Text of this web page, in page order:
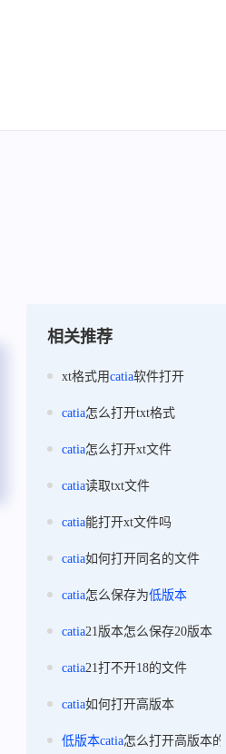
相关推荐
xt格式用catia软件打开
catia怎么打开txt格式
catia怎么打开xt文件
catia读取txt文件
catia能打开xt文件吗
catia如何打开同名的文件
catia怎么保存为低版本
catia21版本怎么保存20版本
catia21打不开18的文件
catia如何打开高版本
低版本catia怎么打开高版本的